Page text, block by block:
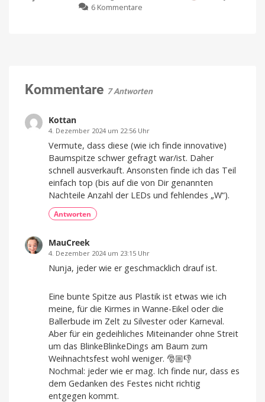
6 Kommentare
C-
Mit
10.000
von
Kommentare 7 Antworten
Kottan
4. Dezember 2024 um 22:56 Uhr
Vermute, dass diese (wie ich finde innovative)
Baumspitze schwer gefragt war/ist. Daher
schnell ausverkauft. Ansonsten finde ich das Teil
einfach top (bis auf die von Dir genannten
Nachteile Anzahl der LEDs und fehlendes „W“).
Antworten
MauCreek
4. Dezember 2024 um 23:15 Uhr
Nunja, jeder wie er geschmacklich drauf ist.
Eine bunte Spitze aus Plastik ist etwas wie ich
meine, für die Kirmes in Wanne-Eikel oder die
Ballerbude im Zelt zu Silvester oder Karneval.
Aber für ein gedeihliches Miteinander ohne Streit
um das BlinkeBlinkeDings am Baum zum
Weihnachtsfest wohl weniger. 🎅🏼👎
Nochmal: jeder wie er mag. Ich finde nur, dass es
dem Gedanken des Festes nicht richtig
entgegen kommt.